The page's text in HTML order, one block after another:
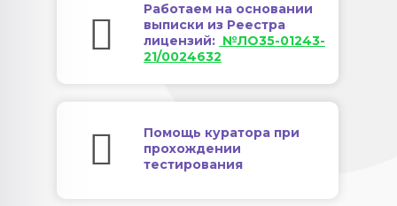
Работаем на основании
выписки из Реестра
лицензий: №ЛО35-01243-
21/0024632
Помощь куратора при
прохождении
тестирования